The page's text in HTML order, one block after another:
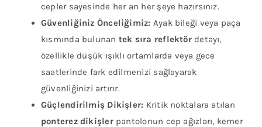
cepler sayesinde her an her şeye hazırsınız.
Güvenliğiniz Önceliğimiz: Ayak bileği veya paça
kısmında bulunan tek sıra reflektördetayı,
özellikle düşük ışıklı ortamlarda veya gece
saatlerinde fark edilmenizi sağlayarak
güvenliğinizi artırır.
Güçlendirilmiş Dikişler: Kritik noktalara atılan
ponterez dikişlerpantolonun cep ağızları, kemer